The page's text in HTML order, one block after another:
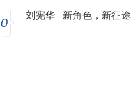
0
刘宪华 | 新角色，新征途